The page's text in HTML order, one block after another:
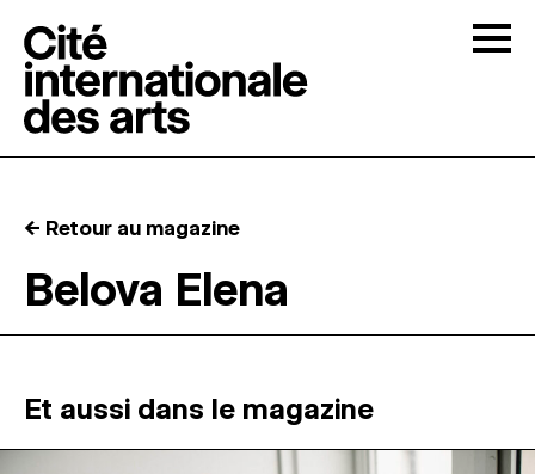
RÉSIDENCES ↓
ATELIERS OUVERTS
← Retour au magazine
Belova Elena
Et aussi dans le magazine